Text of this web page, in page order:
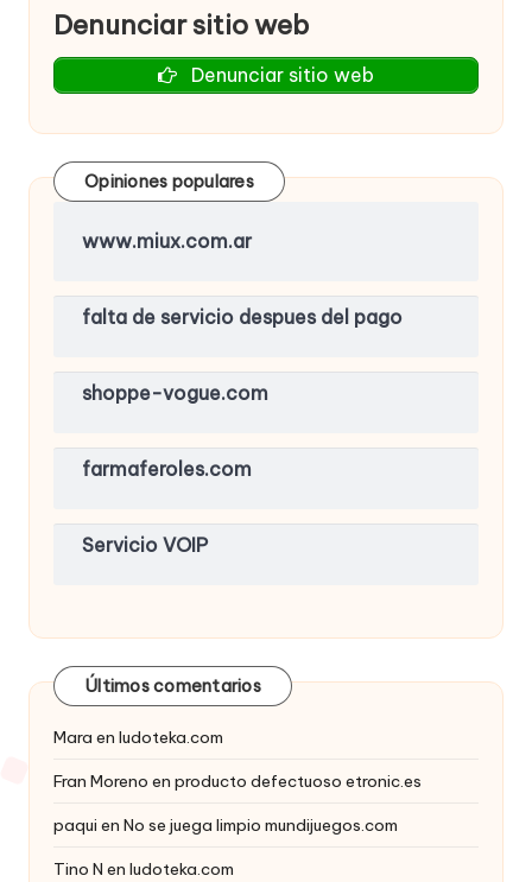
Denunciar sitio web
Denunciar sitio web
Opiniones populares
www.miux.com.ar
falta de servicio despues del pago
shoppe-vogue.com
farmaferoles.com
Servicio VOIP
Últimos comentarios
Mara en ludoteka.com
Fran Moreno en producto defectuoso etronic.es
paqui en No se juega limpio mundijuegos.com
Tino N en ludoteka.com